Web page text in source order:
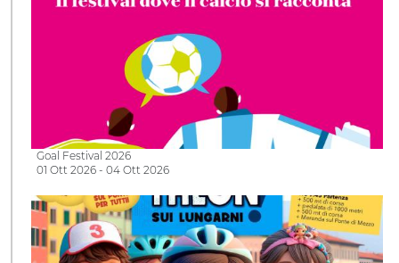
Goal Festival 2026
01 Ott 2026 - 04 Ott 2026